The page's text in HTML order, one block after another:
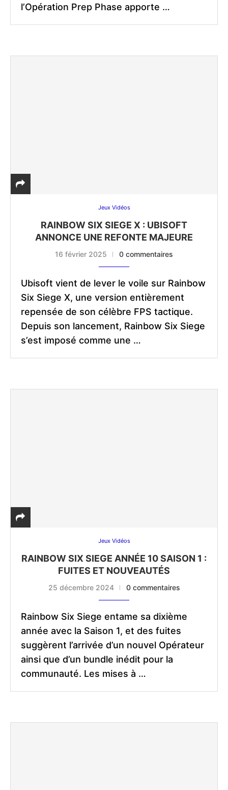
l’Opération Prep Phase apporte …
Jeux Vidéos
RAINBOW SIX SIEGE X : UBISOFT
ANNONCE UNE REFONTE MAJEURE
16 février 2025 0 commentaires
Ubisoft vient de lever le voile sur Rainbow
Six Siege X, une version entièrement
repensée de son célèbre FPS tactique.
Depuis son lancement, Rainbow Six Siege
s’est imposé comme une …
Jeux Vidéos
RAINBOW SIX SIEGE ANNÉE 10 SAISON 1 :
FUITES ET NOUVEAUTÉS
25 décembre 2024 0 commentaires
Rainbow Six Siege entame sa dixième
année avec la Saison 1, et des fuites
suggèrent l’arrivée d’un nouvel Opérateur
ainsi que d’un bundle inédit pour la
communauté. Les mises à …